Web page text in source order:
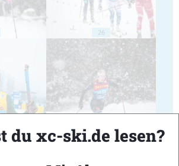
26
du xc-ski.de lesen?